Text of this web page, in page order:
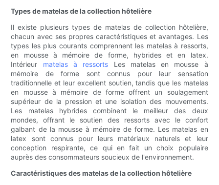
Types de matelas de la collection hôtelière
Il existe plusieurs types de matelas de collection hôtelière,
chacun avec ses propres caractéristiques et avantages. Les
types les plus courants comprennent les matelas à ressorts,
en mousse à mémoire de forme, hybrides et en latex.
Intérieur matelas à ressorts Les matelas en mousse à
mémoire de forme sont connus pour leur sensation
traditionnelle et leur excellent soutien, tandis que les matelas
en mousse à mémoire de forme offrent un soulagement
supérieur de la pression et une isolation des mouvements.
Les matelas hybrides combinent le meilleur des deux
mondes, offrant le soutien des ressorts avec le confort
galbant de la mousse à mémoire de forme. Les matelas en
latex sont connus pour leurs matériaux naturels et leur
conception respirante, ce qui en fait un choix populaire
auprès des consommateurs soucieux de l'environnement.
Caractéristiques des matelas de la collection hôtelière